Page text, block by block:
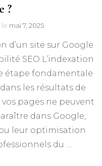
?
le mai 7, 2025
d’un site sur Google
SEO L’indexation
étape fondamentale
les résultats de
pages ne peuvent
dans Google,
leur optimisation
du …